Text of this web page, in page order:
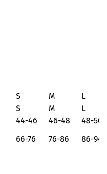
S M
L
S M
L
44-46 46-48
48-50
66-76 76-86 86-94